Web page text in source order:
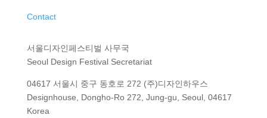
Contact
서울디자인페스티벌 사무국
Seoul Design Festival Secretariat
04617 서울시 중구 동호로 272 (주)디자인하우스
Designhouse, Dongho-Ro 272, Jung-gu, Seoul, 04617
Korea